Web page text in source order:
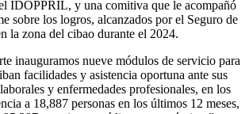
IDOPPRIL, y una comitiva que le acompañó
sobre los logros, alcanzados por el Seguro de
la zona del cibao durante el 2024.
inauguramos nueve módulos de servicio para
facilidades y asistencia oportuna ante sus
y enfermedades profesionales, en los
a 18,887 personas en los últimos 12 meses,